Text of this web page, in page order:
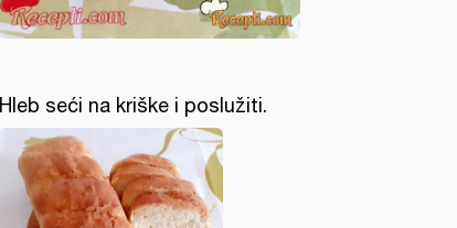
Hleb seći na kriške i poslužiti.